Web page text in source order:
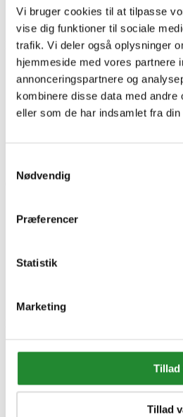
Vi bruger cookies til at tilpasse
vise dig funktioner til sociale
trafik. Vi deler også oplysninger
hjemmeside med vores partnere
annonceringspartnere og
kombinere disse data med andre
eller som de har indsamlet fra
Nødvendig
Præferencer
Statistik
Marketing
Tillad
Tillad
Information 
Handelsbetingelser
Fortrydelsesret
Beregnere
Cookie- og privatlivspolitik
Black Friday
Om Homeshop.dk
Grill Event - Nordens Største
Sponsorliste
Kreditnotaer